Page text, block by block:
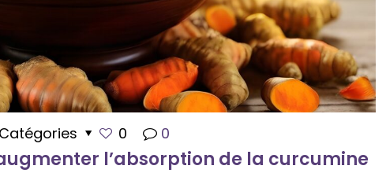
Catégories 0 0
l’absorption de la curcumine